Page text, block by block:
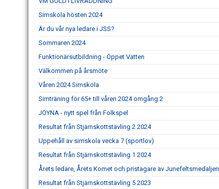
Simskola hösten 2024
Är du vår nya ledare i JSS?
Sommaren 2024
Funktionärsutbildning - Öppet Vatten
Välkommen på årsmöte
Våren 2024 Simskola
Simträning för 65+ till våren 2024 omgång 2
JOYNA - nytt spel från Folkspel
Resultat från Stjärnskottstävling 2 2024
Uppehåll av simskola vecka 7 (sportlov)
Resultat från Stjärnskottstävling 1 2024
Årets ledare, Årets Komet och pristagare av Junefeltsmedaljen
Resultat från Stjärnskottstävling 5 2023